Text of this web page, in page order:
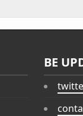
BE